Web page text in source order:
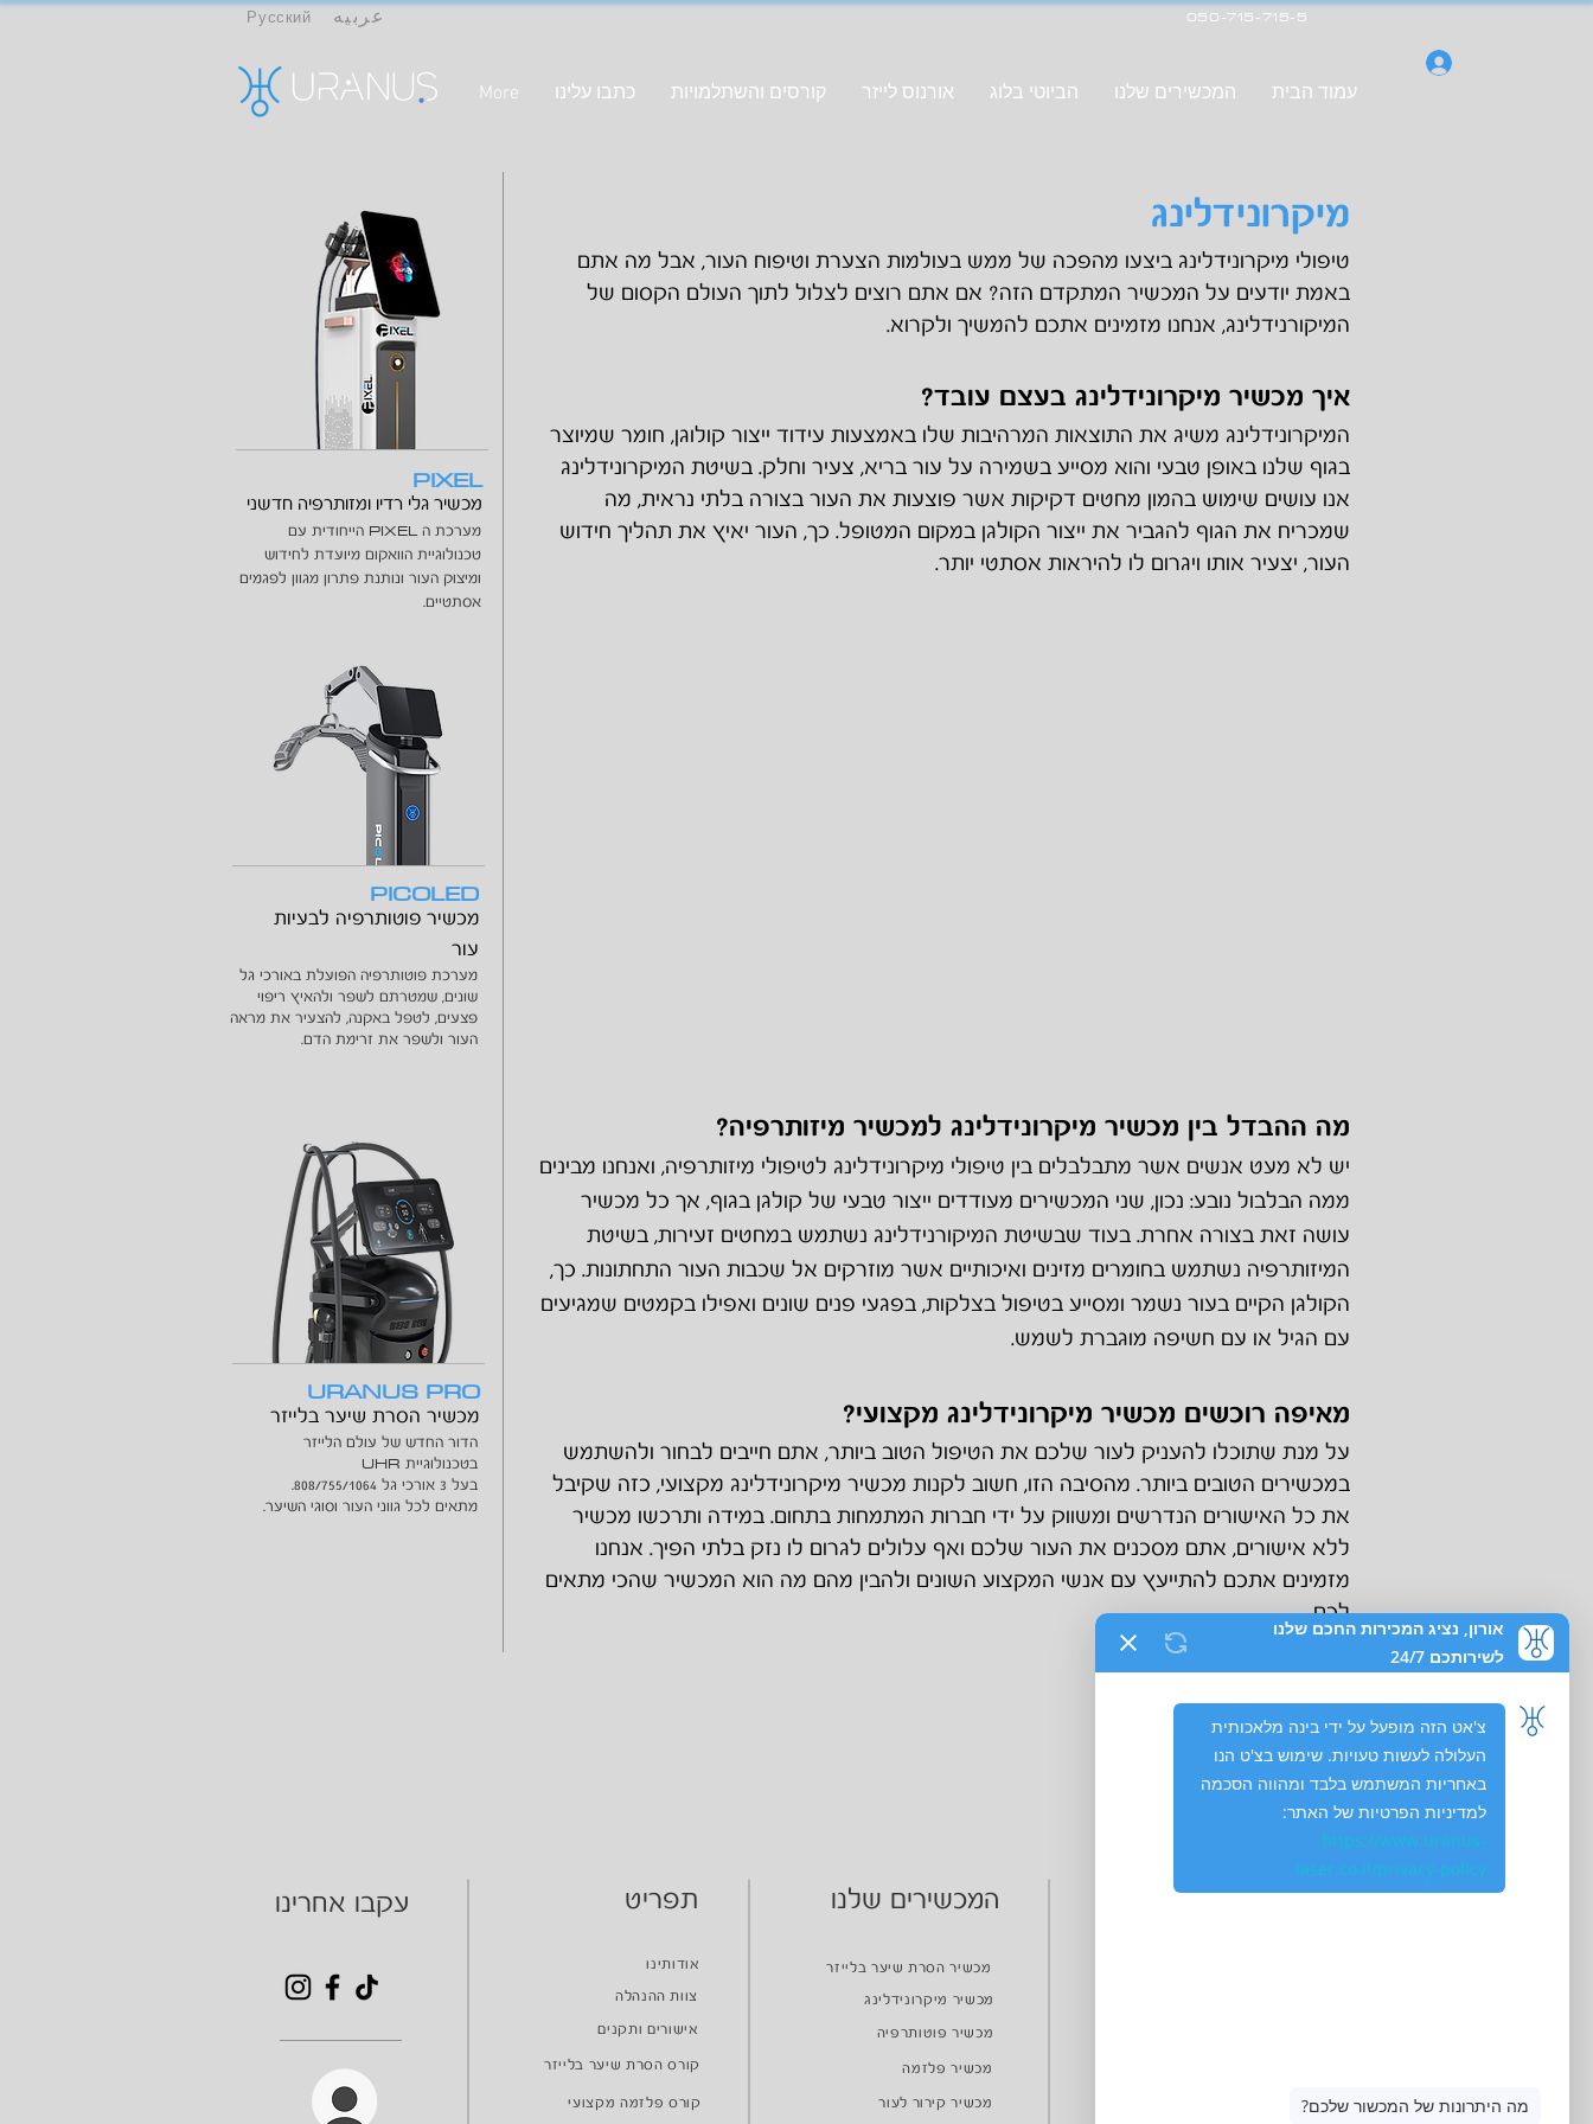
Русский عربيه
עמוד הבית המכשירים שלנו הביוטי בלוג אורנוס לייזר קורסים והשתלמויות כתבו עלינו More
PIXEL
מכשיר גלי רדיו ומזותרפיה חדשני
מערכת הPIXEL הייחודית עם
טכנולוגיית הוואקום מיועדת לחידוש
ומיצוק העור ונותנת פתרון מגוון לפגמים
אסתטיים.
PICOLED
מכשיר פוטותרפיה לבעיות
עור
מערכת פוטותרפיה הפועלת באורכי גל
שונים, שמטרתם לשפר ולהאיץ ריפוי
פצעים, לטפל באקנה, להצעיר את מראה
העור ולשפר את זרימת הדם.
URANUS PRO
מכשיר הסרת שיער בלייזר
הדור החדש של עולם הלייזר
בטכנולוגיית UHR
בעל 3 אורכי גל 808/755/1064.
מתאים לכל גווני העור וסוגי השיער.
מיקרונידלינג
טיפולי מיקרונידלינג ביצעו מהפכה של ממש בעולמות הצערת וטיפוח העור, אבל מה אתם
באמת יודעים על המכשיר המתקדם הזה? אם אתם רוצים לצלול לתוך העולם הקסום של
המיקורנידלינג, אנחנו מזמינים אתכם להמשיך ולקרוא.
איך מכשיר מיקרונידלינג בעצם עובד?
המיקרונידלינג משיג את התוצאות המרהיבות שלו באמצעות עידוד ייצור קולוגן, חומר שמיוצר
בגוף שלנו באופן טבעי והוא מסייע בשמירה על עור בריא, צעיר וחלק. בשיטת המיקרונידלינג
אנו עושים שימוש בהמון מחטים דקיקות אשר פוצעות את העור בצורה בלתי נראית, מה
שמכריח את הגוף להגביר את ייצור הקולגן במקום המטופל. כך, העור יאיץ את תהליך חידוש
העור, יצעיר אותו ויגרום לו להיראות אסתטי יותר.
מה ההבדל בין מכשיר מיקרונידלינג למכשיר מיזותרפיה?
יש לא מעט אנשים אשר מתבלבלים בין טיפולי מיקרונידלינג לטיפולי מיזותרפיה, ואנחנו מבינים
ממה הבלבול נובע: נכון, שני המכשירים מעודדים ייצור טבעי של קולגן בגוף, אך כל מכשיר
עושה זאת בצורה אחרת. בעוד שבשיטת המיקורנידלינג נשתמש במחטים זעירות, בשיטת
המיזותרפיה נשתמש בחומרים מזינים ואיכותיים אשר מוזרקים אל שכבות העור התחתונות. כך,
הקולגן הקיים בעור נשמר ומסייע בטיפול בצלקות, בפגעי פנים שונים ואפילו בקמטים שמגיעים
עם הגיל או עם חשיפה מוגברת לשמש.
מאיפה רוכשים מכשיר מיקרונידלינג מקצועי?
על מנת שתוכלו להעניק לעור שלכם את הטיפול הטוב ביותר, אתם חייבים לבחור ולהשתמש
במכשירים הטובים ביותר. מהסיבה הזו, חשוב לקנות מכשיר מיקרונידלינג מקצועי, כזה שקיבל
את כל האישורים הנדרשים ומשווק על ידי חברות המתמחות בתחום. במידה ותרכשו מכשיר
ללא אישורים, אתם מסכנים את העור שלכם ואף עלולים לגרום לו נזק בלתי הפיך. אנחנו
מזמינים אתכם להתייעץ עם אנשי המקצוע השונים ולהבין מהם מה הוא המכשיר שהכי מתאים
לכם.
עקבו אחרינו המכשירים שלנו תפריט
מכשיר מיקרונידלינג
מכשיר הסרת שיער בלייזר
מכשיר פוטותרפיה
מכשיר פלזמה
מכשיר קירור לעור
צוות ההנהלה
אודותינו
אישורים ותקנים
קורס הסרת שיער בלייזר
קורס פלזמה מקצועי